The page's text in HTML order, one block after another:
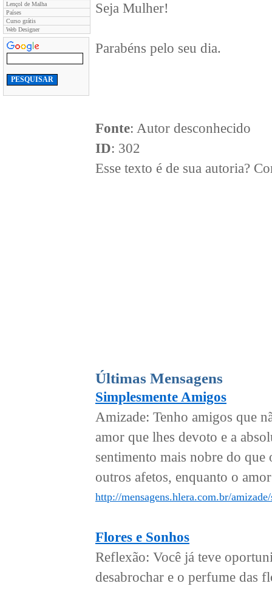
Lençol de Malha
Países
Curso grátis
Web Designer
Seja Mulher!
Parabéns pelo seu dia.
Fonte: Autor desconhecido
ID: 302
Esse texto é de sua autoria?
Últimas Mensagens
Simplesmente Amigos
Amizade: Tenho amigos que
amor que lhes devoto e a
sentimento mais nobre do
outros afetos, enquanto o
http://mensagens.hlera.com.br/
Flores e Sonhos
Reflexão: Você já teve
desabrochar e o perfume das